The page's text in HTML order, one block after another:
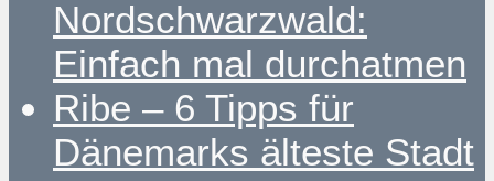
Nordschwarzwald:
Einfach mal durchatmen
Ribe – 6 Tipps für
Dänemarks älteste Stadt